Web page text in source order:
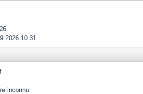
2026 10:31
inconnu